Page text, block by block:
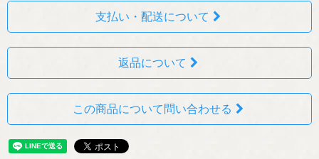
支払い・配送について
返品について
この商品について問い合わせる